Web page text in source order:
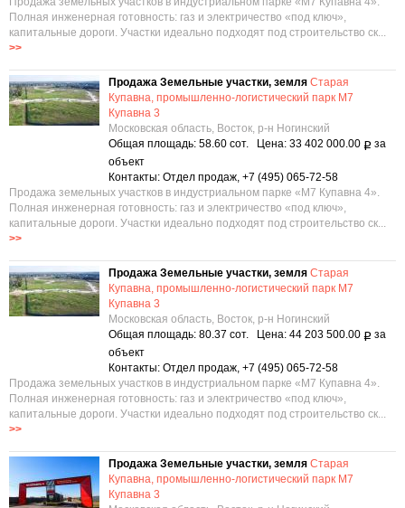
Полная инженерная готовность: газ и электричество «под ключ»,
капитальные дороги. Участки идеально подходят под строительство ск...
>>
Продажа Земельные участки, земля Старая
Купавна, промышленно-логистический парк М7
Купавна 3
Московская область, Восток, р-н Ногинский
Общая площадь: 58.60 сот. Цена: 33 402 000.00 Р за
объект
Контакты: Отдел продаж, +7 (495) 065-72-58
Продажа земельных участков в индустриальном парке «М7 Купавна 4».
Полная инженерная готовность: газ и электричество «под ключ»,
капитальные дороги. Участки идеально подходят под строительство ск...
>>
Продажа Земельные участки, земля Старая
Купавна, промышленно-логистический парк М7
Купавна 3
Московская область, Восток, р-н Ногинский
Общая площадь: 80.37 сот. Цена: 44 203 500.00 Р за
объект
Контакты: Отдел продаж, +7 (495) 065-72-58
Продажа земельных участков в индустриальном парке «М7 Купавна 4».
Полная инженерная готовность: газ и электричество «под ключ»,
капитальные дороги. Участки идеально подходят под строительство ск...
>>
Продажа Земельные участки, земля Старая
Купавна, промышленно-логистический парк М7
Купавна 3